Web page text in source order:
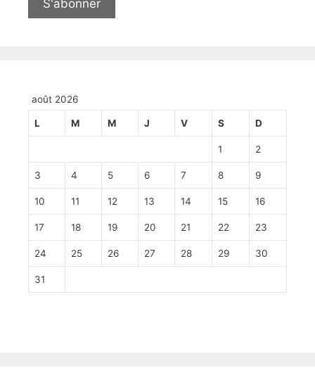
août 2026
L M M J V S D
1 2
3 4 5 6 7 8 9
10 11 12 13 14 15 16
17 18 19 20 21 22 23
24 25 26 27 28 29 30
31